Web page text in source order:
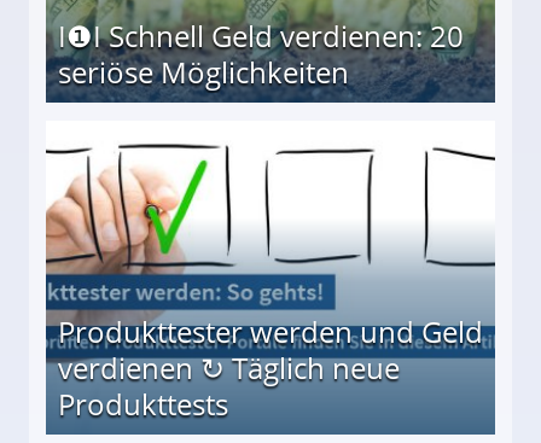
I❶I Schnell Geld verdienen: 20
seriöse Möglichkeiten
Produkttester werden und Geld
verdienen ↻ Täglich neue
Produkttests